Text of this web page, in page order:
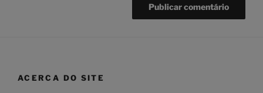
ACERCA DO SITE